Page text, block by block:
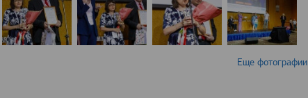
Еще фотографии